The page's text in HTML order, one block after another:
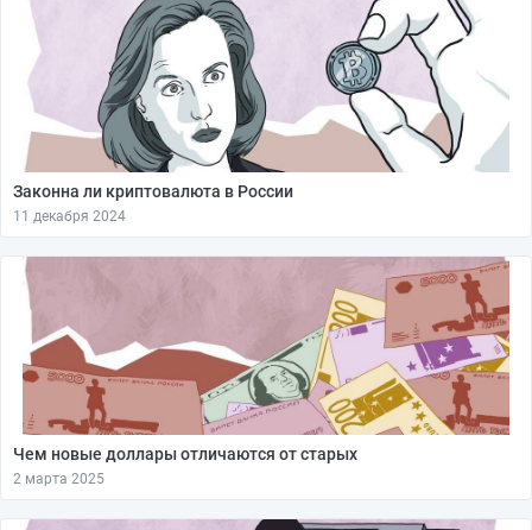
Законна ли криптовалюта в России
11 декабря 2024
Чем новые доллары отличаются от старых
2 марта 2025